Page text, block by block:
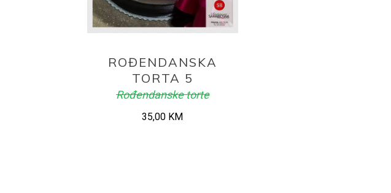
ROĐENDANSKA
TORTA 5
Rođendanske torte
35,00 KM